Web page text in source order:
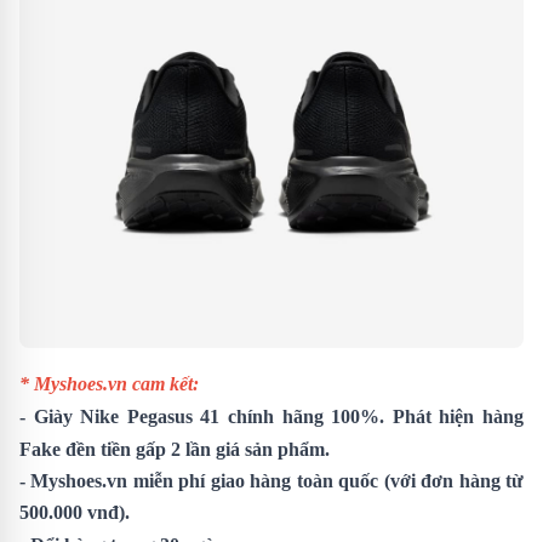
* Myshoes.vn cam kết:
- GiàyNike Pegasus 41 chính hãng 100%. Phát hiện hàng
Fake đền tiền gấp 2 lần giá sản phẩm.
- Myshoes.vn miễn phí giao hàng toàn quốc (với đơn hàng từ
500.000 vnđ).